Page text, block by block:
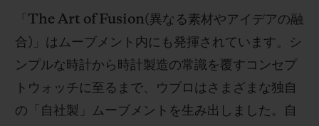
The Art of Fusion(異なる素材やアイデアの融
合) 」はムーブメント内にも発揮されています。シ
ンプルな時計から時計製造の常識を覆すコンセプ
トウォッチに至るまで、ウブロはさまざまな独自
の「自社製」ムーブメントを生み出しました。自